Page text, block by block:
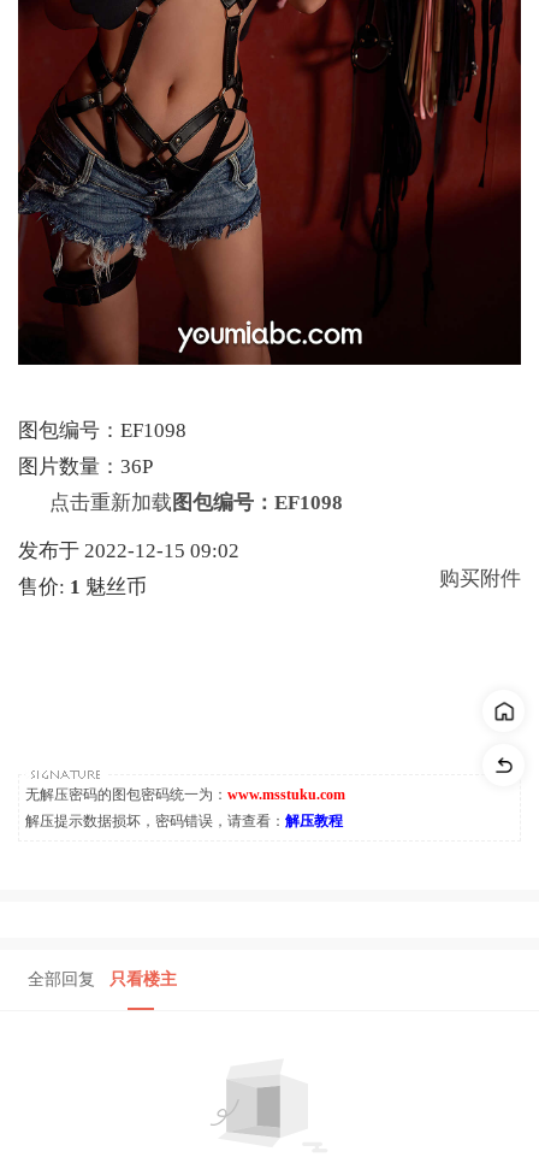
图包编号：EF1098
图片数量：36P
点击重新加载 图包编号：EF1098
发布于 2022-12-15 09:02
售价: 1 魅丝币 购买附件
无解压密码的图包密码统一为： www.msstuku.com
解压提示数据损坏，密码错误，请查看： 解压教程
全部回复 只看楼主